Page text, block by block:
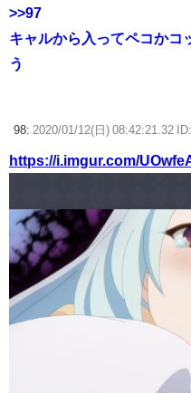
>>97
キャルから入ってペコかコ
う
98: 2020/01/12(日) 08:42:21.32
https://i.imgur.com/